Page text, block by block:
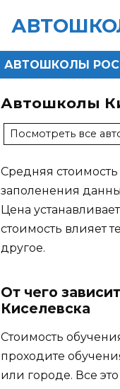
АВТОШКОЛЫ
Автошколы
Посмотреть все
Средняя стоимость
заполенения
Цена
стоимость влияет
другое.
От чего
Киселевска
Стоимость
проходите
или городе. Все